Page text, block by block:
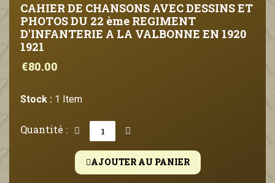
CAHIER DE CHANSONS AVEC DESSINS ET
PHOTOS DU 22 ème REGIMENT
D'INFANTERIE A LA VALBONNE EN 1920
1921
€80.00
Stock : 1 Item
Quantité :
AJOUTER AU PANIER